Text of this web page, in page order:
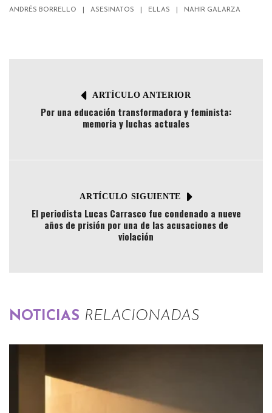
ANDRÉS BORRELLO ASESINATOS ELLAS NAHIR GALARZA
ARTÍCULO ANTERIOR
Por una educación transformadora y feminista:
memoria y luchas actuales
ARTÍCULO SIGUIENTE
El periodista Lucas Carrasco fue condenado a nueve
años de prisión por una de las acusaciones de
violación
NOTICIAS RELACIONADAS